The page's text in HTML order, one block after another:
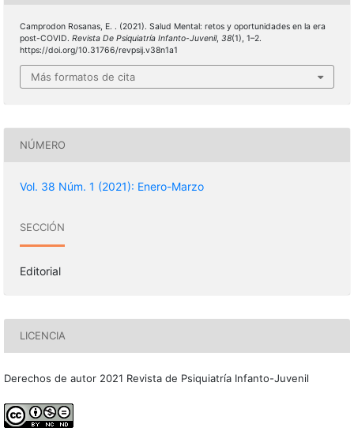
Camprodon Rosanas, E. . (2021). Salud Mental: retos y oportunidades en la era
post-COVID. Revista De Psiquiatría Infanto-Juvenil, 38(1), 1–2.
https://doi.org/10.31766/revpsij.v38n1a1
Más formatos de cita
NÚMERO
Vol. 38 Núm. 1 (2021): Enero-Marzo
SECCIÓN
Editorial
LICENCIA
Derechos de autor 2021 Revista de Psiquiatría Infanto-Juvenil